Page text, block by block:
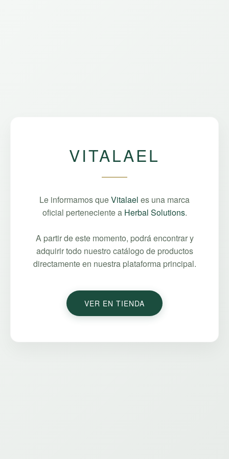
VITALAEL
Le informamos queVitalael es una marca
oficial perteneciente a Herbal Solutions.
A partir de este momento, podrá encontrar y
adquirir todo nuestro catálogo de productos
directamente en nuestra plataforma principal.
VER EN TIENDA